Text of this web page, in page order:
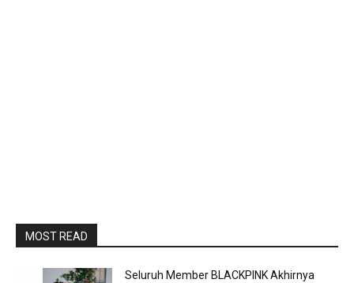
MOST READ
Seluruh Member BLACKPINK Akhirnya